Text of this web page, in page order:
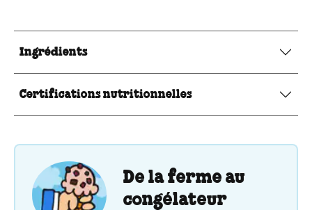
Ingrédients
Certifications nutritionnelles
De la ferme au
congélateur